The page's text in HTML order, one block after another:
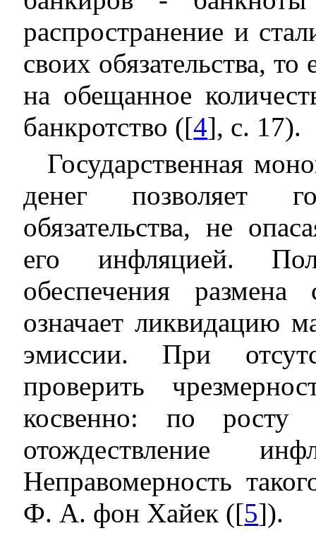
распространение и
своих обязательства,
на обещанное
банкротство ([4], с. 17).
Государственная
денег позволяет
обязательства, не
его инфляцией.
обеспечения
означает ликвидацию
эмиссии. При
проверить
косвенно: по росту
отождествление
Неправомерность
Ф. А. фон Хайек ([5]).